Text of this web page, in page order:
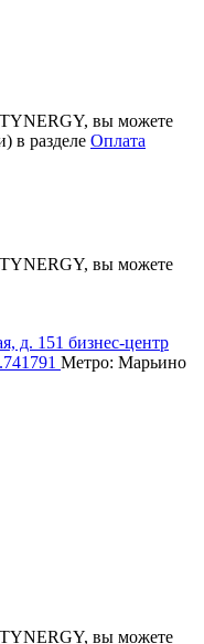
вы можете
в разделе Оплата
вы можете
д. 151 бизнес-центр
Метро: Марьино
вы можете